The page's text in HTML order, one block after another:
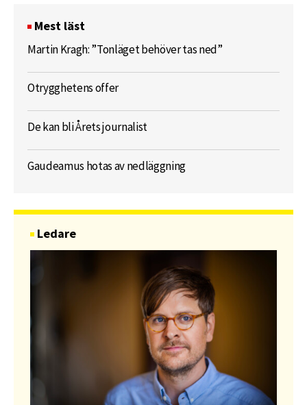
Mest läst
Martin Kragh: ”Tonläget behöver tas ned”
Otrygghetens offer
De kan bli Årets journalist
Gaudeamus hotas av nedläggning
Ledare